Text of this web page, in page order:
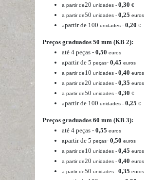
a partir de20 unidades - 0,30 €
a partir de50 unidades - 0,25 euros
apartir de 100 unidades - 0,20 €
Preços graduados 50 mm (KB 2):
até 4 peças - 0,50 euros
apartir de 5 peças- 0,45 euros
a partir de10 unidades - 0,40 euros
a partir de20 unidades - 0,35 euros
a partir de50 unidades - 0,30 €
apartir de 100 unidades - 0,25 €
Preços graduados 60 mm (KB 3):
até 4 peças - 0,55 euros
apartir de 5 peças- 0,50 euros
a partir de10 unidades - 0,45 euros
a partir de20 unidades - 0,40 euros
a partir de50 unidades - 0,35 euros